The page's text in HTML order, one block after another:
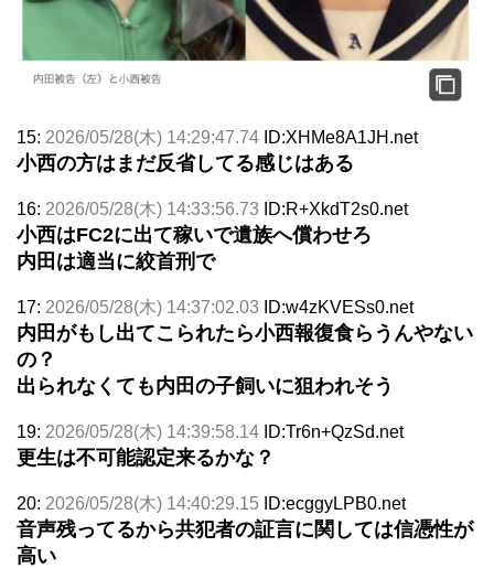
15: 2026/05/28(木) 14:29:47.74 ID:XHMe8A1JH.net
小西の方はまだ反省してる感じはある
16: 2026/05/28(木) 14:33:56.73 ID:R+XkdT2s0.net
小西はFC2に出て稼いで遺族へ償わせろ
内田は適当に絞首刑で
17: 2026/05/28(木) 14:37:02.03 ID:w4zKVESs0.net
内田がもし出てこられたら小西報復食らうんやない
の？
出られなくても内田の子飼いに狙われそう
19: 2026/05/28(木) 14:39:58.14 ID:Tr6n+QzSd.net
更生は不可能認定来るかな？
20: 2026/05/28(木) 14:40:29.15 ID:ecggyLPB0.net
音声残ってるから共犯者の証言に関しては信憑性が
高い